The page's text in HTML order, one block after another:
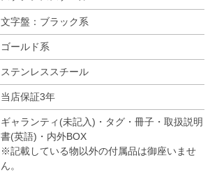
文字盤：ブラック系
ゴールド系
ステンレススチール
当店保証3年
ギャランティ(未記入)・タグ・冊子・取扱説明
書(英語)・内外BOX
※記載している物以外の付属品は御座いませ
ん。